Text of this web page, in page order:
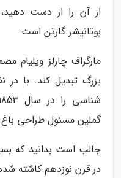
از آن را از دست
بوتانیشر گارتن است.
مارگراف چارلز ویلیام
بزرگ تبدیل کند. با در
گملین مسئول طراحی باغ
جالب است بدانید که
در قرن نوزدهم کاشته